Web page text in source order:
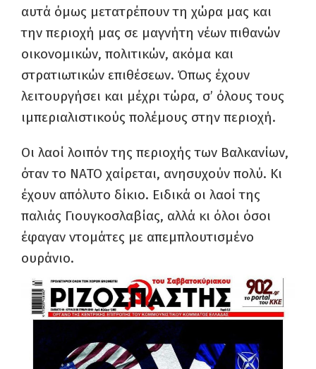
αυτά όμως μετατρέπουν τη χώρα μας και
την περιοχή μας σε μαγνήτη νέων πιθανών
οικονομικών, πολιτικών, ακόμα και
στρατιωτικών επιθέσεων. Όπως έχουν
λειτουργήσει και μέχρι τώρα, σ’ όλους τους
ιμπεριαλιστικούς πολέμους στην περιοχή.
Οι λαοί λοιπόν της περιοχής των Βαλκανίων,
όταν το ΝΑΤΟ χαίρεται, ανησυχούν πολύ. Κι
έχουν απόλυτο δίκιο. Ειδικά οι λαοί της
παλιάς Γιουγκοσλαβίας, αλλά κι όλοι όσοι
έφαγαν ντομάτες με απεμπλουτισμένο
ουράνιο.